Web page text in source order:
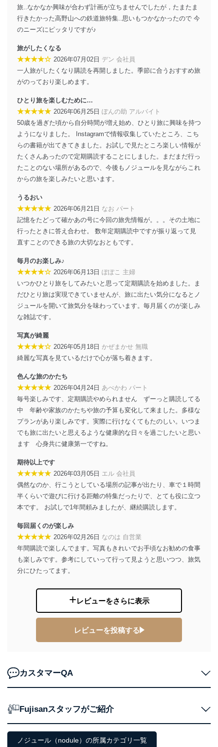
す。
個人情報の安全管理措置
に、下記セキュリティ対策をはじめとする安全対策を実
施し、個人情報の漏えい、滅失またはき損の防止及び是
正に努めます。
アクセス制御
機器を取り扱う従業者を明確化し、 個人データへ
の不要なアクセスを防止しています。
アクセス者の識別と認証
機器に標準装備されているユーザー制御機能（ユ
ーザーアカウント制御）により、個人情報データ
ベース等を取り扱う情報システムを使用する従業
者を識別・認証しています。
外部からの不正アクセス等の防止
個人データを取り扱う機器等にセキュリティ対策
ソフトウェア等を導入し、自動更新 機能等の活用
により、これを最新状態としています。
情報システムの使用に伴う漏洩等の防止
メール等により個人データの含まれるファイルを
設定しています。
個人情報保護マネジメントシステムの継続的改善
当社は、内部監査及びマネジメントレビューの機会を通
じて、個人情報保護マネジメントシステムを継続的に改
苦情及び相談受付け窓口
ステムに関するご相談及び苦情については以下までご連
絡ください。
株式会社富士山マガジンサービス 個人情報問い合わせ
係
TEL：0570-200-223
FAX：03-5459-7073
e-mail： cs@fujisan.co.jp
改訂：2025年2月20日
制定：2005年4月1日
株式会社富士山マガジンサービス
個人情報の取扱いについて
１．個人情報保護管理者
当社は以下の個人情報保護管理者を設置し、個人情報保
護管理者の責任のもと、個人情報を取得・アクセス・利
用・提供・管理いたします。
株式会社富士山マガジンサービス
代表取締役会長 西野 伸一郎
田 嘉也
No
個人情報の種類
の方の個人情報
購入商品の配送のため
ｅメール等による商品、サービ
ス、キャンペーン等の広告の案内
のため
個人が特定できない形で取得した
閲覧履歴や購買履歴等の情報を分
旅..なかなか興味が合わず計画が立ちませんでしたが，たまたま
行きたかった高野山への鉄道旅特集..思いもつかなかったので 今
のニーズにピッタリですが♪
旅がしたくなる
★★★★☆ 2026年07月02日 デン 会社員
一人旅がしたくなり購読を再開しました。季節に合うおすすめ旅
がのっており楽しめます。
ひとり旅を楽しむために…
★★★★★ 2026年06月25日 ぽんの助 アルバイト
50歳を過ぎた頃から自分時間が増え始め、ひとり旅に興味を持つ
ようになりました。 Instagramで情報収集していたところ、こち
らの書籍が出てきてきました。お試しで見たところ楽しい情報が
たくさんあったので定期購読することにしました。まだまだ行っ
たことのない場所があるので、今後もノジュールを見ながらこれ
からの旅を楽しみたいと思います。
うるおい
★★★★★ 2026年06月21日 なお パート
記憶をたどって確かあの号に今回の旅先情報が。。。その土地に
行ったときに答え合わせ。 数年定期購読中ですが振り返って見
直すことのできる旅の大切なおともです。
毎月のお楽しみ♪
★★★★☆ 2026年06月13日 ぽぽこ 主婦
いつかひとり旅をしてみたいと思って定期購読を始めました。ま
だひとり旅は実現できていませんが、旅に出たい気分になるとノ
ジュールを開いて旅気分を味わっています。毎月届くのが楽しみ
な雑誌です。
写真が綺麗
★★★★☆ 2026年05月18日 かぜまかせ 無職
綺麗な写真を見ているだけで心が落ち着きます。
色んな旅のかたち
★★★★★ 2026年04月24日 あべかわ パート
毎号楽しみです、定期購読やめられません ずーっと購読してる
中 年齢や家族のかたちや旅の予算も変化して来ました。多様な
プランがあり楽しみです。実際に行けなくてもたのしい。いつま
でも旅に出たいと思えるような健康的な日々を過ごしたいと思い
ます 心身共に健康第一ですね。
期待以上です
★★★★★ 2026年03月05日 エル 会社員
偶然なのか、行こうとしている場所の記事が出たり、車で１時間
半くらいで遊びに行ける距離の特集だったりで、とても役に立つ
本です。 お試しで1年間頼みましたが、継続購読します。
毎回届くのが楽しみ
★★★★★ 2026年02月26日 なのは 自営業
年間購読で楽しんでます。写真もきれいでお手頃なお勧めの食事
も楽しみです。参考にしていって行って見ようと思いつつ、旅気
分にひたってます。
レビューをさらに表示
レビューを投稿する
カスタマーQA
Fujisanスタッフがご紹介
ノジュール（nodule）の所属カテゴリ一覧